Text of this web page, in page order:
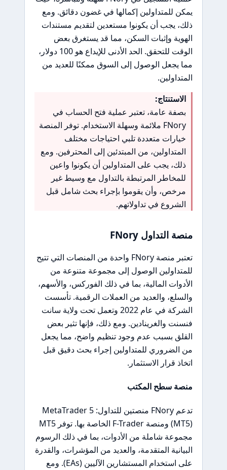
يمكن للمتداولين إكمالها في غضون دقائق. ومع
ذلك، يجب أن يكونوا مستعدين لتقديم مستندات
الهوية وإثبات السكن، مما قد يستغرق بعض
الوقت للتحقق. الحد الأدنى للإيداع هو 100 دولار،
مما يجعل الوصول إلى السوق ممكنًا للعديد من
المتداولين.
الاستنتاج:
بصفة عامة، تعتبر عملية فتح الحساب في
FNory ملائمة وسهلة الاستخدام. توفر المنصة
خيارات متعددة تلبي احتياجات مختلف
المتداولين، من المبتدئين إلى المحترفين. ومع
ذلك، يجب على المتداولين أن يكونوا واعين
للمخاطر المرتبطة بالتداول مع وسيط غير
مرخص، وأن يقوموا بإجراء بحث شامل قبل
الشروع في تداولاتهم.
منصة التداول FNory
تعتبر منصة FNory واحدة من المنصات التي تتيح
للمتداولين الوصول إلى مجموعة متنوعة من
الأدوات المالية، بما في ذلك الفوركس، والأسهم،
والسلع، والعديد من العملات الرقمية. تأسست
الشركة في عام 2022 وتعمل تحت ولاية سانت
فنسنت والغرينادين. ومع ذلك، فإنها تثير بعض
القلق بسبب عدم وجود تنظيم واضح، مما يجعل
من الضروري للمتداولين إجراء بحث دقيق قبل
اتخاذ قرار الاستثمار.
منصة سطح المكتب
تدعم FNory منصتين للتداول: MetaTrader 5
(MT5) ومنصة F-Trader الخاصة بها. توفر MT5
مجموعة شاملة من الأدوات، بما في ذلك الرسوم
البيانية المتقدمة، والعديد من المؤشرات، والقدرة
على استخدام المستشارين الآليين (EAs). ومع